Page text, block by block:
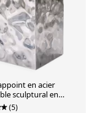
en acier
sculptural en
(5)